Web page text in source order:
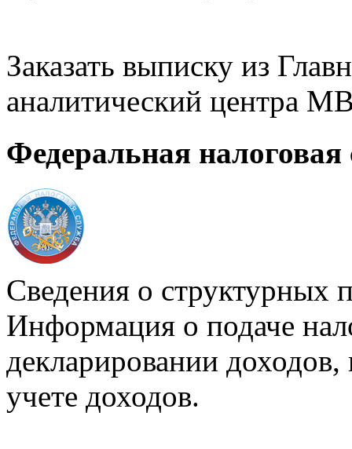
Заказать выписку из
аналитический центра
Федеральная налоговая
Сведения о структурных
Информация о подаче
декларировании доходов,
учете доходов.